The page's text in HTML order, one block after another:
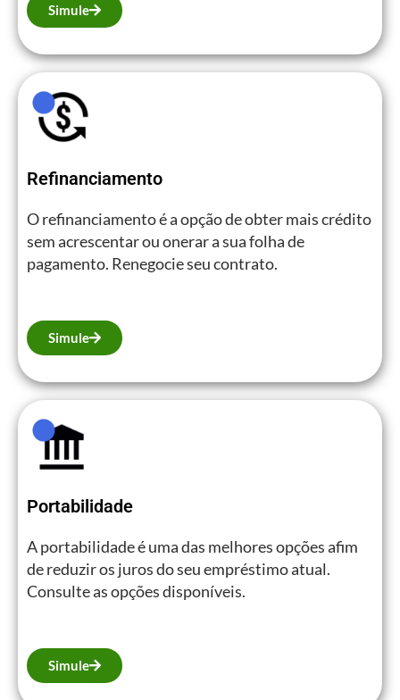
Simule
Refinanciamento
O refinanciamento é a opção de obter mais crédito
sem acrescentar ou onerar a sua folha de
pagamento. Renegocie seu contrato.
Simule
Portabilidade
A portabilidade é uma das melhores opções afim
de reduzir os juros do seu empréstimo atual.
Consulte as opções disponíveis.
Simule